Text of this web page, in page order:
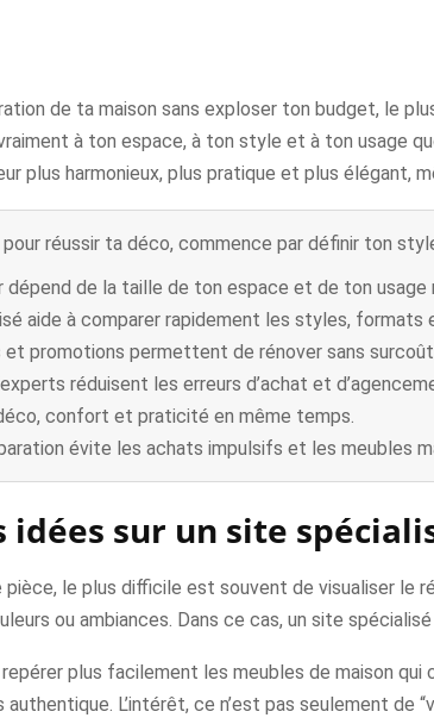
de ta maison sans exploser ton budget, le
à ton espace, à ton style et à ton usage
plus harmonieux, plus pratique et plus élégant,
pour réussir ta déco, commence par définir ton
dépend de la taille de ton espace et de ton usage
aide à comparer rapidement les styles, formats
et promotions permettent de rénover sans
réduisent les erreurs d’achat et
confort et praticité en même temps.
évite les achats impulsifs et les meubles
idées sur un site
pièce, le plus difficile est souvent de visualiser
ou ambiances. Dans ce cas, un site
plus facilement les meubles de maison
L’intérêt, ce n’est pas seulement